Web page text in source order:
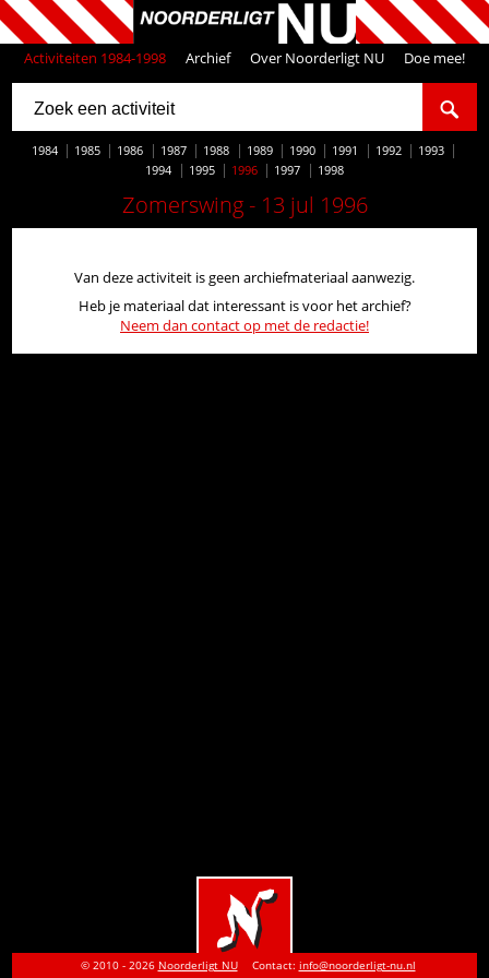
Activiteiten 1984-1998 Archief Over Noorderligt NU Doe mee!
1984 1985 1986 1987 1988 1989 1990 1991 1992
1993
1994
1995 1996 1997 1998
Zomerswing - 13 jul 1996
Van deze activiteit is geen archiefmateriaal aanwezig.
Heb je materiaal dat interessant is voor het archief?
Neem dan contact op met de redactie!
© 2010 - 2026 Noorderligt NU Contact: info@noorderligt-nu.nl